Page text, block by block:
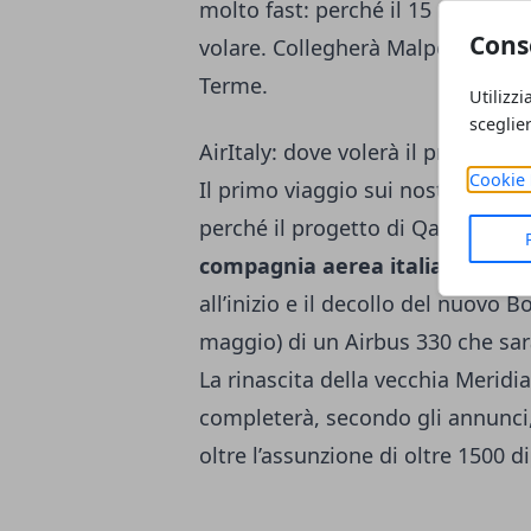
Cookie
molto fast: perché il 15 maggio
volare. Collegherà Malpensa con
Terme.
AirItaly: dove volerà il primo aereo
Il primo viaggio sui nostri cieli
perché il progetto di Qatar
compagnia aerea italiana,in
all’inizio e il decollo del nuovo
maggio) di un Airbus 330 che
La rinascita della vecchia
completerà, secondo gli
oltre l’assunzione di oltre 1500